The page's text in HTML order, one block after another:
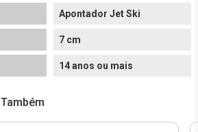
Apontador Jet Ski
7 cm
14 anos ou mais